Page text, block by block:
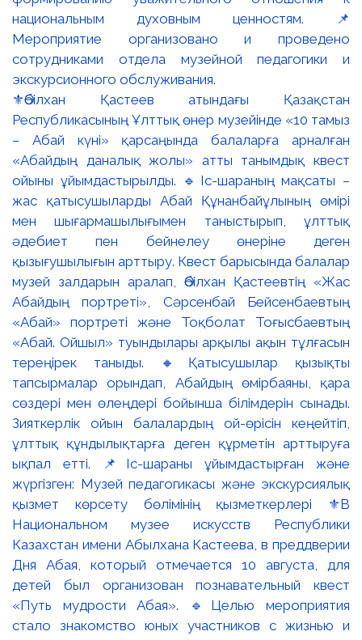
⚜️Әбілхан Қастеев атындағы Қазақстан
Республикасының Ұлттық өнер музейінде «10 тамыз
– Абай күні» қарсаңында балаларға арналған
«Абайдың даналық жолы» атты танымдық квест
ойыны ұйымдастырылды. 🔹Іс-шараның мақсаты –
жас қатысушыларды Абай Құнанбайұлының өмірі
мен шығармашылығымен таныстырып, ұлттық
әдебиет пен бейнелеу өнеріне деген
қызығушылығын арттыру. Квест барысында балалар
музей залдарын аралап, Әбілхан Қастеевтің «Жас
Абайдың портреті», Сәрсенбай Бейсенбаевтың
«Абай» портреті және Тоқболат Тоғысбаевтың
«Абай. Ойшыл» туындылары арқылы ақын тұлғасын
тереңірек таныды. 🔸Қатысушылар қызықты
тапсырмалар орындап, Абайдың өмірбаяны, қара
сөздері мен өлеңдері бойынша білімдерін сынады.
Зияткерлік ойын балалардың ой-өрісін кеңейтіп,
ұлттық құндылықтарға деген құрметін арттыруға
ықпал етті. 📌Іс-шараны ұйымдастырған және
жүргізген: Музей педагогикасы және экскурсиялық
қызмет көрсету бөлімінің қызметкерлері ⚜️В
Национальном музее искусств Республики
Казахстан имени Абылхана Кастеева, в преддверии
Дня Абая, который отмечается 10 августа, для
детей был организован познавательный квест
«Путь мудрости Абая». 🔹Целью мероприятия
стало знакомство юных участников с жизнью и